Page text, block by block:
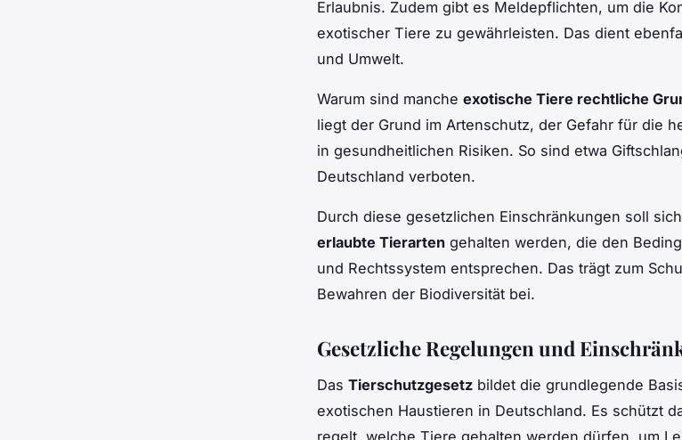
Erlaubnis. Zudem gibt es Meldepflichten, um die
exotischer Tiere zu gewährleisten. Das dient
und Umwelt.
Warum sind manche exotische Tiere rechtliche
liegt der Grund im Artenschutz, der Gefahr für die
in gesundheitlichen Risiken. So sind etwa
Deutschland verboten.
Durch diese gesetzlichen Einschränkungen soll
erlaubte Tierarten gehalten werden, die den
und Rechtssystem entsprechen. Das trägt zum
Bewahren der Biodiversität bei.
Gesetzliche Regelungen und
Das Tierschutzgesetz bildet die grundlegende
exotischen Haustieren in Deutschland. Es schützt